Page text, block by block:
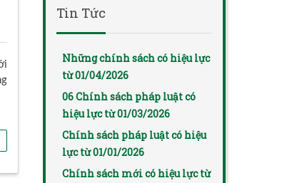
Tin Tức
Những chính sách có hiệu lực
từ 01/04/2026
06 Chính sách pháp luật có
hiệu lực từ 01/03/2026
Chính sách pháp luật có hiệu
lực từ 01/01/2026
Chính sách mới có hiệu lực từ